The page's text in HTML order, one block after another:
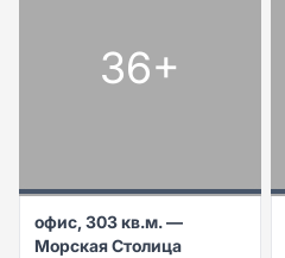
36+
офис, 303 кв.м. —
Морская Столица